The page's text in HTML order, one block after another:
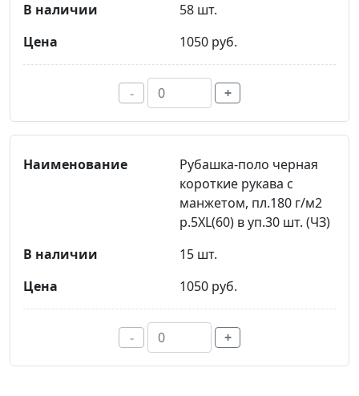
58 шт.
1050 руб.
- +
Рубашка-поло черная
короткие рукава с
манжетом, пл.180 г/м2
р.5XL(60) в уп.30 шт. (ЧЗ)
15 шт.
1050 руб.
- +